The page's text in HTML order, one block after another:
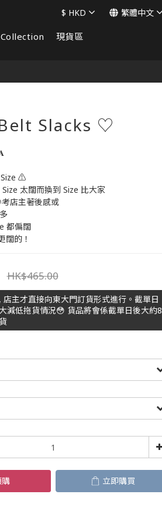
現貨區
$ HKD 繁體中文
Slacks ♡
⚠️
太闊而換到 Size 比大家
店主著後感或
都偏闊
闊的！
HK$465.00
主才直接向東大門訂貨形式進行。截單日
減低拖貨情況😳 貨品將會係截單日後大約8
立即購買